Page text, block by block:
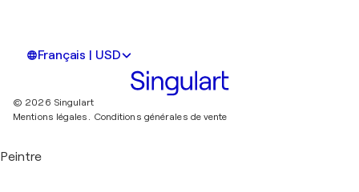
Français | USD
© 2026 Singulart
Mentions légales.
Conditions générales de vente
Peintre